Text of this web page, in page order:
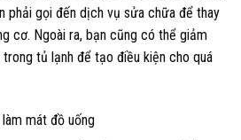
phải gọi đến dịch vụ sửa chữa để thay
cơ. Ngoài ra, bạn cũng có thể giảm
tủ lạnh để tạo điều kiện cho quá
mát đồ uống